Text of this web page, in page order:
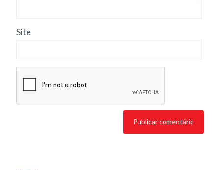
Site